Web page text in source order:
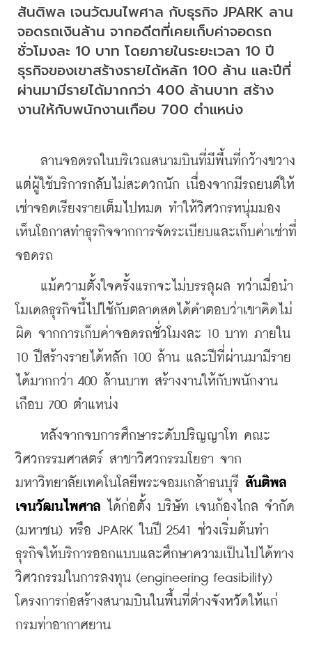
สันติพล เจนวัฒนไพศาล กับธุรกิจ JPARK ลาน
จอดรถเงินล้าน จากอดีตที่เคยเก็บค่าจอดรถ
ชั่วโมงละ 10 บาท โดยภายในระยะเวลา 10 ปี
ธุรกิจของเขาสร้างรายได้หลัก 100 ล้าน และปีที่
ผ่านมามีรายได้มากกว่า 400 ล้านบาท สร้าง
งานให้กับพนักงานเกือบ 700 ตำแหน่ง
ลานจอดรถในบริเวณสนามบินที่มีพื้นที่กว้างขวาง
แต่ผู้ใช้บริการกลับไม่สะดวกนัก เนื่องจากมีรถยนต์ให้
เช่าจอดเรียงรายเต็มไปหมด ทำให้วิศวกรหนุ่มมอง
เห็นโอกาสทำธุรกิจจากการจัดระเบียบและเก็บค่าเช่าที่
จอดรถ
แม้ความตั้งใจครั้งแรกจะไม่บรรลุผล ทว่าเมื่อนำ
โมเดลธุรกิจนี้ไปใช้กับตลาดสดได้คำตอบว่าเขาคิดไม่
ผิด จากการเก็บค่าจอดรถชั่วโมงละ 10 บาท ภายใน
10 ปีสร้างรายได้หลัก 100 ล้าน และปีที่ผ่านมามีราย
ได้มากกว่า 400 ล้านบาท สร้างงานให้กับพนักงาน
เกือบ 700 ตำแหน่ง
หลังจากจบการศึกษาระดับปริญญาโท คณะ
วิศวกรรมศาสตร์ สาขาวิศวกรรมโยธา จาก
มหาวิทยาลัยเทคโนโลยีพระจอมเกล้าธนบุรี สันติพล
เจนวัฒนไพศาล ได้ก่อตั้ง บริษัท เจนก้องไกล จำกัด
(มหาชน) หรือ JPARK
ในปี 2541 ช่วงเริ่มต้นทำ
ธุรกิจให้บริการออกแบบและศึกษาความเป็นไปได้ทาง
วิศวกรรมในการลงทุน (engineering feasibility)
โครงการก่อสร้างสนามบินในพื้นที่ต่างจังหวัดให้แก่
กรมท่าอากาศยาน